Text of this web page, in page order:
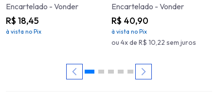
Encartelado - Vonder
R$ 18,45
à vista no Pix
Encartelado - Vonder
R$ 40,90
à vista no Pix
ou 4x de R$ 10,22 sem juros